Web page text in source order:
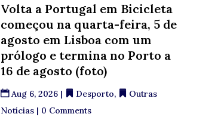
Volta a Portugal em Bicicleta
começou na quarta-feira, 5 de
agosto em Lisboa com um
prólogo e termina no Porto a
16 de agosto (foto)
Aug 6, 2026| Desporto,
Outras
Notícias| 0 Comments